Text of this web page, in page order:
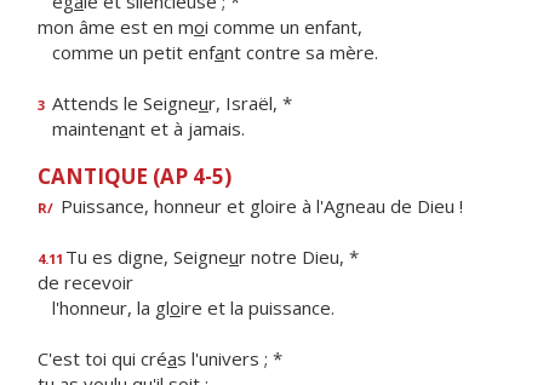
mon âme est en moi comme un enfant,
comme un petit enfant contre sa mère.
3 Attends le Seigneur, Israël, *
maintenant et à jamais.
CANTIQUE (AP 4-5)
R/ Puissance, honneur et gloire à l'Agneau de Dieu !
4.11 Tu es digne, Seigneur notre Dieu, *
de recevoir
l'honneur, la gloire et la puissance.
C'est toi qui créas l'univers ; *